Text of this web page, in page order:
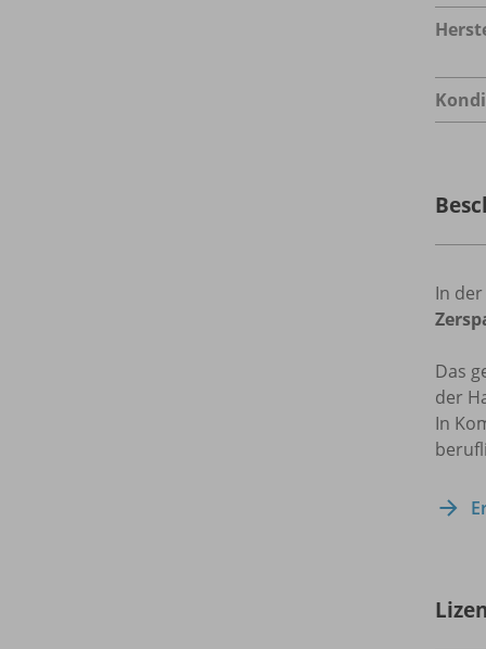
In der
Das
der
In